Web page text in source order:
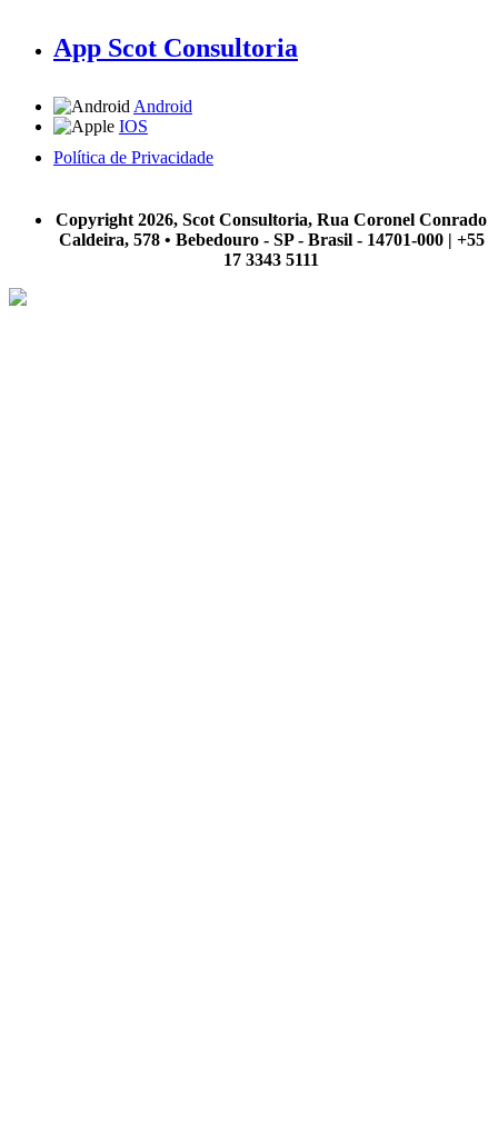
App Scot Consultoria
Android
IOS
Política de Privacidade
Copyright 2026, Scot Consultoria, Rua Coronel Conrado
Caldeira, 578 • Bebedouro - SP - Brasil - 14701-000 | +55
17 3343 5111